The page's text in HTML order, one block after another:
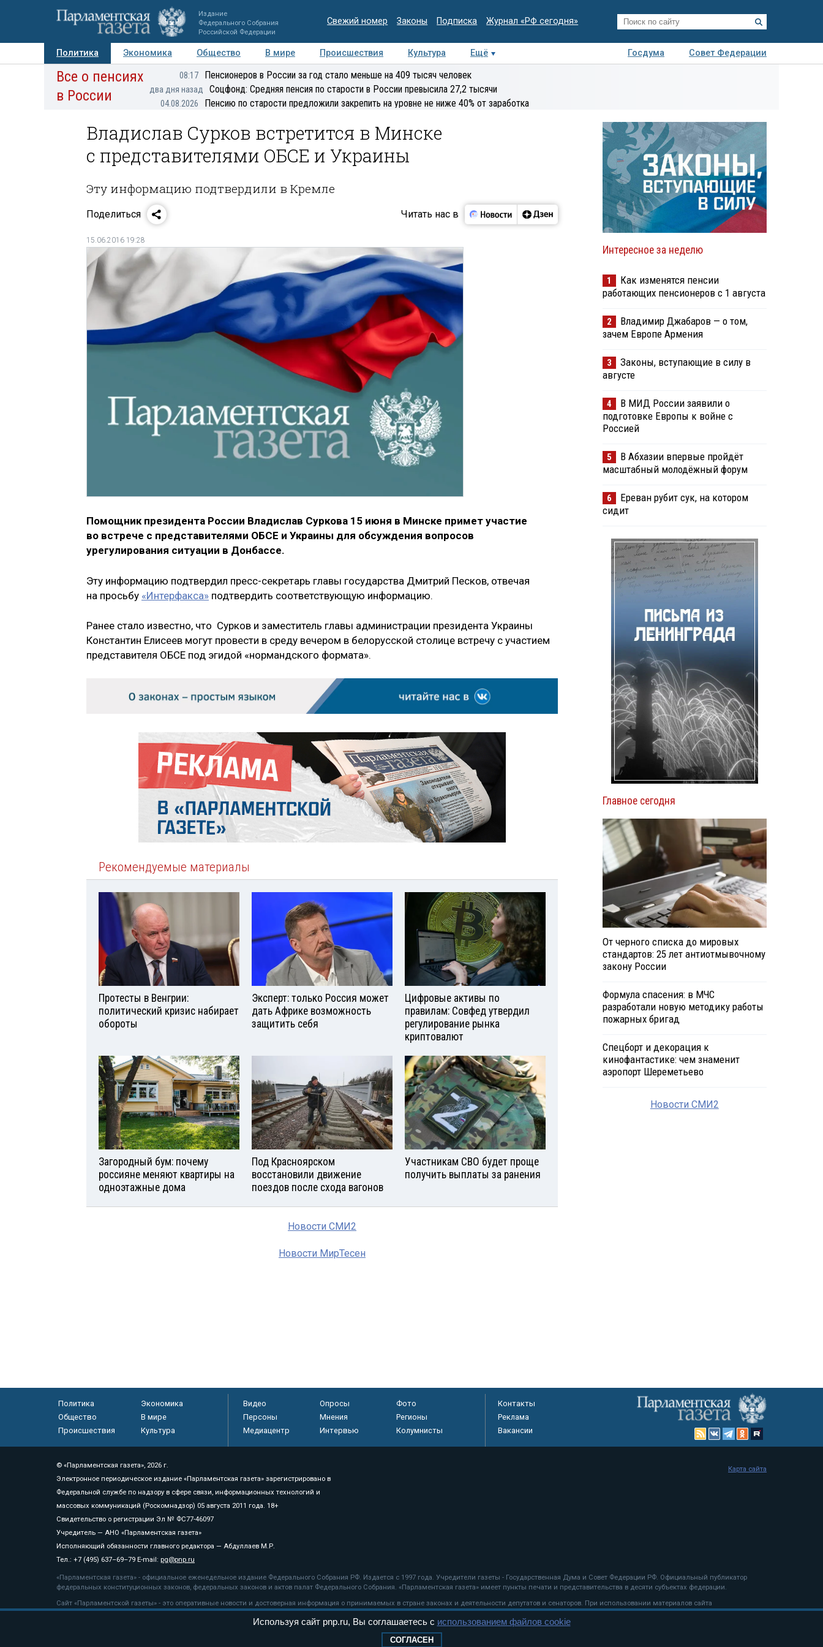
Издание
Федерального Собрания
Российской Федерации
Свежий номер Законы Подписка Журнал «РФ сегодня»
Политика Экономика Общество В мире Происшествия Культура Ещё Госдума
Совет Федерации
Авторы Персоны Мнения Регионы Медиацентр Интервью Колумнисты
Все о пенсиях
в России
08:17 Пенсионеров в России за год стало меньше на 409 тысяч человек
два дня назад Соцфонд: Средняя пенсия по старости в России превысила 27,2 тысячи
04.08.2026 Пенсию по старости предложили закрепить на уровне не ниже 40% от заработка
Владислав Сурков встретится в Минске
с представителями ОБСЕ и Украины
Эту информацию подтвердили в Кремле
Поделиться Читать нас в
15.06.2016 19:28
Помощник президента России Владислав Суркова 15 июня в Минске примет участие
во встрече с представителями ОБСЕ и Украины для обсуждения вопросов
урегулирования ситуации в Донбассе.
Эту информацию подтвердил пресс-секретарь главы государства Дмитрий Песков, отвечая
на просьбу «Интерфакса» подтвердить соответствующую информацию.
Ранее стало известно, что Сурков и заместитель главы администрации президента Украины
Константин Елисеев могут провести в среду вечером в белорусской столице встречу с участием
представителя ОБСЕ под эгидой «нормандского формата».
Рекомендуемые материалы
Протесты в Венгрии:
политический кризис набирает
обороты
Эксперт: только Россия может
дать Африке возможность
защитить себя
Цифровые активы по
правилам: Совфед утвердил
регулирование рынка
криптовалют
Загородный бум: почему
россияне меняют квартиры на
одноэтажные дома
Под Красноярском
восстановили движение
поездов после схода вагонов
Участникам СВО будет проще
получить выплаты за ранения
Новости СМИ2
Новости МирТесен
Интересное за неделю
1
Как изменятся пенсии
работающих пенсионеров с 1 августа
2
Владимир Джабаров — о том,
зачем Европе Армения
3
Законы, вступающие в силу в
августе
4
В МИД России заявили о
подготовке Европы к войне с
Россией
5
В Абхазии впервые пройдёт
масштабный молодёжный форум
6
Ереван рубит сук, на котором
сидит
Главное сегодня
От черного списка до мировых
стандартов: 25 лет антиотмывочному
закону России
Формула спасения: в МЧС
разработали новую методику работы
пожарных бригад
Спецборт и декорация к
кинофантастике: чем знаменит
аэропорт Шереметьево
Новости СМИ2
Политика
Экономика
Общество
В мире
Происшествия
Культура
Видео Опросы
Фото
Персоны
Мнения
Регионы
Медиацентр
Интервью Колумнисты
Контакты
Реклама
Вакансии
© «Парламентская газета», 2026 г.
Электронное периодическое издание «Парламентская газета» зарегистрировано в
Федеральной службе по надзору в сфере связи, информационных технологий и
массовых коммуникаций (Роскомнадзор) 05 августа 2011 года. 18+
Свидетельство о регистрации Эл № ФС77-46097
Учредитель — АНО «Парламентская газета»
Исполняющий обязанности главного редактора — Абдуллаев М.Р.
Тел.: +7 (495) 637–69–79 E-mail: pg@pnp.ru
«Парламентская газета» - официальное еженедельное издание Федерального Собрания РФ. Издается с 1997 года. Учредители газеты - Государственная Дума и Совет Федерации РФ. Официальный публикатор
федеральных конституционных законов, федеральных законов и актов палат Федерального Собрания. «Парламентская газета» имеет пункты печати и представительства в десяти субъектах федерации.
Сайт «Парламентской газеты» - это оперативные новости и достоверная информация о принимаемых в стране законах и деятельности депутатов и сенаторов. При использовании материалов сайта
«Парламентской газеты» активная ссылка на pnp.ru обязательна.
рекомендательные технологии
Карта сайта
Используя сайт pnp.ru, Вы соглашаетесь с использованием файлов cookie
СОГЛАСЕН